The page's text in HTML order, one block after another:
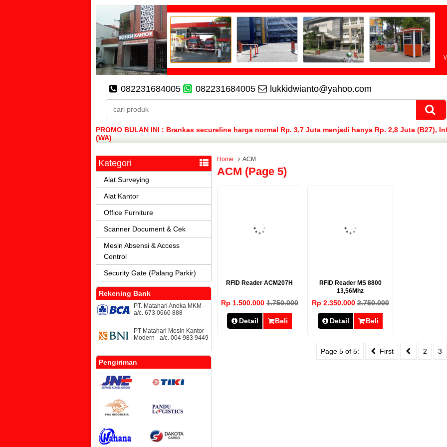
082231684005 082231684005 lukkidwianto@yahoo.com
PROMO BULAN INI : Brankas secureline harga normal Rp. 3,7 Juta menjadi hanya Rp. 2,8 Juta (B27),
(WA)
Home ACM
ACM (page 5)
RFID Reader ACM207H
Rp 1.500.000 1.750.000
Detail Beli
RFID Reader MS 8800
13,56Mhz
Rp 2.350.0002.750.000
Detail Beli
Page 5 of 5: First 2 3
Kategori
Alat Surveying
Alat Kantor
Office Furniture
Scanner Document & Cek
Mesin Absensi & Access
Control
Security Gate (Palang Parkir)
Rekening Bank
PT. Matahari Aneka MKM -
a/c. 673 0660 888
PT Matahari Mesin Kantor
Modern - a/c. 004 983 9449
Pengiriman